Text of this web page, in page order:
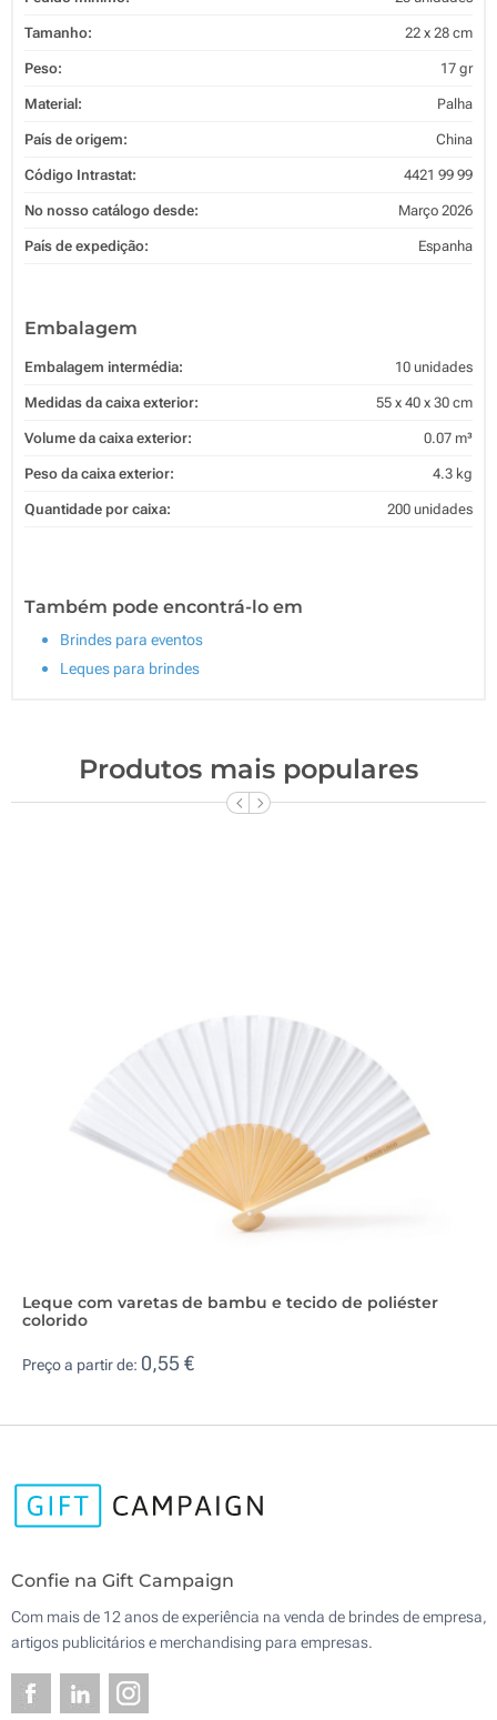
Tamanho: 22 x 28 cm
Peso: 17 gr
Material: Palha
País de origem: China
Código Intrastat: 4421 99 99
No nosso catálogo desde: Março 2026
País de expedição: Espanha
Embalagem
Embalagem intermédia: 10 unidades
Medidas da caixa exterior: 55 x 40 x 30 cm
Volume da caixa exterior: 0.07 m³
Peso da caixa exterior: 4.3 kg
Quantidade por caixa: 200 unidades
Também pode encontrá-lo em
Brindes para eventos
Leques para brindes
Produtos mais populares
Leque com varetas de bambu e tecido de poliéster
colorido
Preço a partir de: 0,55 €
Confie na Gift Campaign
Com mais de 12 anos de experiência na venda de brindes de empresa,
artigos publicitários e merchandising para empresas.